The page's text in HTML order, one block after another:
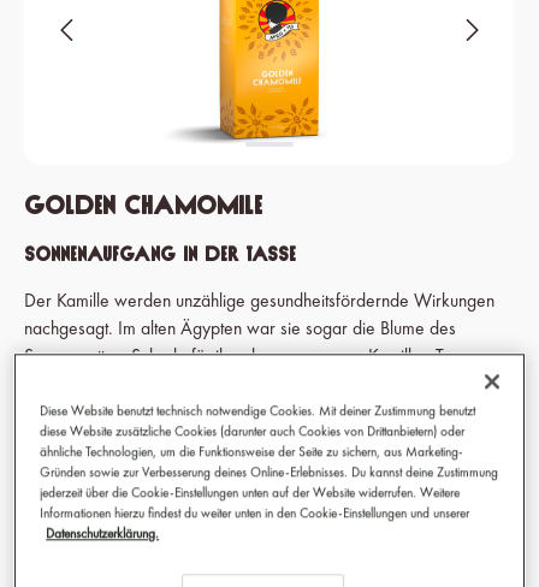
Golden Chamomile
Sonnenaufgang in der Tasse
Der Kamille werden unzählige gesundheitsfördernde Wirkungen
nachgesagt. Im alten Ägypten war sie sogar die Blume des
Sonnengottes. Schade für ihn, dass es unseren Kamillen-Tee
*Aufgrund einer aktuellen Layout-Umstellung können Darstellung
und finales Produkt voneinander abweichen, das Produkt ist
unverändert.
Diese Website benutzt technisch notwendige Cookies. Mit deiner Zustimmung benutzt
diese Website zusätzliche Cookies (darunter auch Cookies von Drittanbietern) oder
ähnliche Technologien, um die Funktionsweise der Seite zu sichern, aus Marketing-
Gründen sowie zur Verbesserung deines Online-Erlebnisses. Du kannst deine Zustimmung
jederzeit über die Cookie-Einstellungen unten auf der Website widerrufen. Weitere
Informationen hierzu findest du weiter unten in den Cookie-Einstellungen und unserer
Datenschutzerklärung.